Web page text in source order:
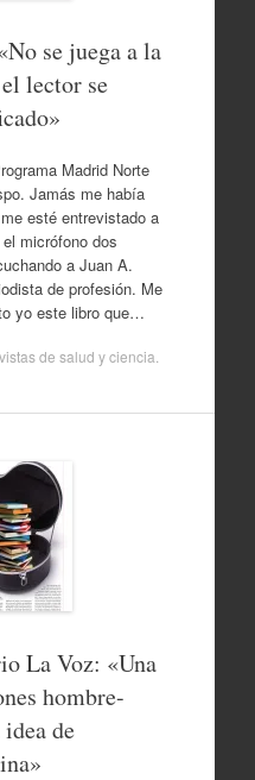
se juega a la
lector se
Madrid Norte
Jamás me había
esté entrevistado a
micrófono dos
a Juan A.
de profesión. Me
yo este libro que…
de salud y ciencia
La Voz: «Una
hombre-
de